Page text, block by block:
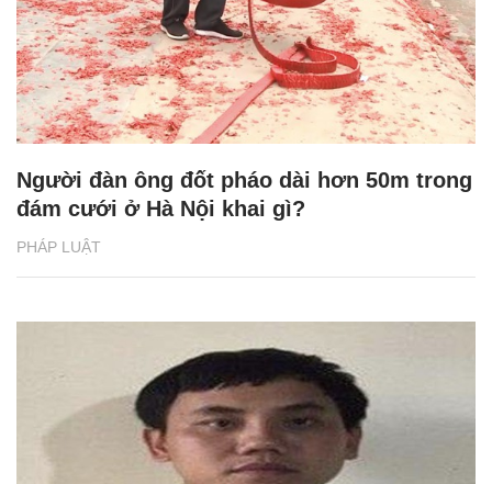
PHÁP LUẬT
Người đàn ông đốt pháo dài hơn 50m trong
đám cưới ở Hà Nội khai gì?